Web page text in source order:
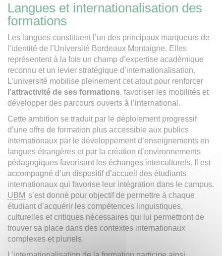
Langues et internationalisation des
formations
Les langues constituent l’un des principaux marqueurs de
l’identité de l’Université Bordeaux Montaigne. Elles
représentent à la fois un champ d’expertise académique
reconnu et un levier stratégique d’internationalisation.
L’université mobilise pleinement cet atout pour renforcer
l’attractivité de ses formations, favoriser les mobilités et
développer des parcours ouverts à l’international.
Cette ambition se traduit par le déploiement progressif
d’une offre de formation plus accessible aux publics
internationaux par le développement d’enseignements en
langues étrangères et par la création d’environnements
pédagogiques favorisant les échanges interculturels. Il est
accompagné d’un dispositif d’accueil des étudiants
internationaux qui favorise leur intégration dans le campus.
UBM s’est donné pour objectif de permettre à chaque
étudiant d’acquérir les compétences linguistiques,
culturelles et critiques nécessaires qui lui permettront de
trouver sa place dans des contextes internationaux
complexes et pluriels.